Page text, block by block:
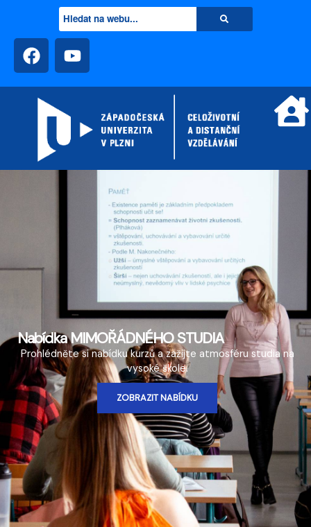
Nabídka MIMOŘÁDNÉHO STUDIA
Prohlédněte si nabídku kurzů a zažijte atmosféru studia na
vysoké škole.
ZOBRAZIT NABÍDKU